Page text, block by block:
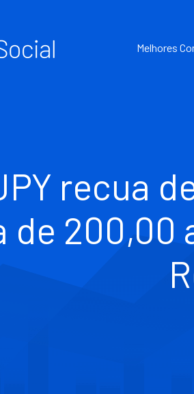
Melhores
recua
de 200,00